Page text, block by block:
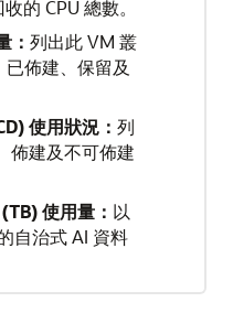
的 CPU 總數。
： 列出此 VM 叢
佈建、保留及
使用狀況： 列
佈建及不可佈建
使用量： 以
自治式 AI 資料